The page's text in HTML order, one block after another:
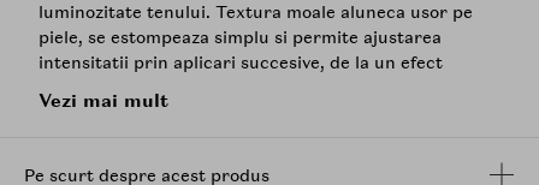
luminozitate tenului. Textura moale aluneca usor pe
piele, se estompeaza simplu si permite ajustarea
intensitatii prin aplicari succesive, de la un efect
mentinerea hidratarii si un strat cu rol nutritiv.
Vezi mai mult
Pe scurt despre acest produs